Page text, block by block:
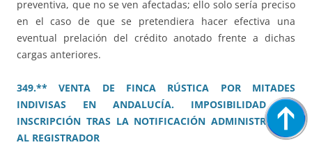
preventiva, que no se ven afectadas; ello solo sería preciso
en el caso de que se pretendiera hacer efectiva una
eventual prelación del crédito anotado frente a dichas
cargas anteriores.
349.** VENTA DE FINCA RÚSTICA POR MITADES
INDIVISAS EN ANDALUCÍA. IMPOSIBILIDAD DE
INSCRIPCIÓN TRAS LA NOTIFICACIÓN ADMINISTRATIVA
AL REGISTRADOR